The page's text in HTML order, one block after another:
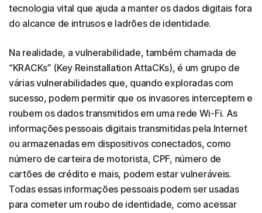
tecnologia vital que ajuda a manter os dados digitais fora
do alcance de intrusos e ladrões de identidade.
Na realidade, a vulnerabilidade, também chamada de
“KRACKs” (Key Reinstallation AttaCKs), é um grupo de
várias vulnerabilidades que, quando exploradas com
sucesso, podem permitir que os invasores interceptem e
roubem os dados transmitidos em uma rede Wi-Fi. As
informações pessoais digitais transmitidas pela Internet
ou armazenadas em dispositivos conectados, como
número de carteira de motorista, CPF, número de
cartões de crédito e mais, podem estar vulneráveis.
Todas essas informações pessoais podem ser usadas
para cometer um roubo de identidade, como acessar